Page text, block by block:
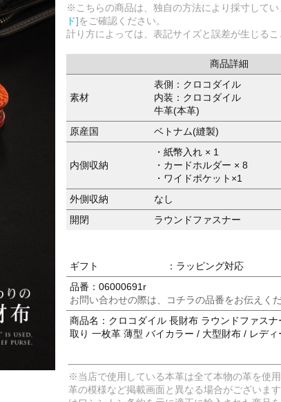
※こちらの商品は、独自の方法により採寸してい
ド]をご確認ください。
計り方によっては、表記サイズと誤差が生じるこ
商品詳細
素材
表側：クロコダイル
内装：クロコダイル
牛革(本革)
原産国
ベトナム(縫製)
内側収納
・紙幣入れ × 1
・カードホルダー × 8
・ワイドポケット×1
外側収納
なし
開閉
ラウンドファスナー
ギフト
：ラッピング対応
品番：06000691r
お問い合わせの際は、コチラの品番をお伝えく
商品名：クロコダイル 長財布 ラウンドファス
取り 一枚革 薄型 バイカラー / 大型財布 / レディ
※当店で使用している本革は全て本物の革を使
革の模様など掲載画面と異なる場合がございま